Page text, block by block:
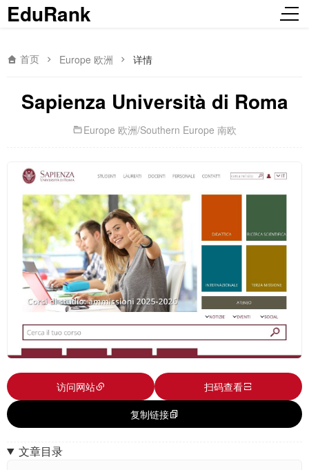
EduRank
首页 Europe 欧洲 详情
Sapienza Università di Roma
Europe 欧洲/Southern Europe 南欧
访问网站
扫码查看
复制链接
文章目录